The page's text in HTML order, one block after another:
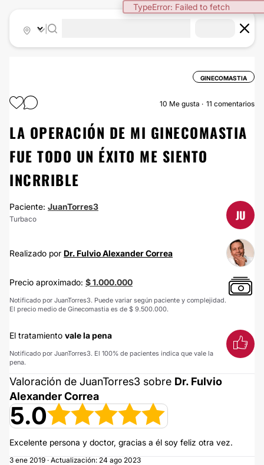
TypeError: Failed to fetch
GINECOMASTIA
10 Me gusta 11 comentarios
LA OPERACIÓN DE MI GINECOMASTIA
FUE TODO UN ÉXITO ME SIENTO
INCRRIBLE
Paciente: JuanTorres3
Turbaco JU
Realizado por Dr. Fulvio Alexander Correa
Precio aproximado: $ 1.000.000
Notificado por JuanTorres3. Puede variar según paciente y complejidad.
El precio medio de Ginecomastia es de $ 9.500.000.
El tratamiento vale la pena
Notificado por JuanTorres3. El 100% de pacientes indica que vale la
pena.
Valoración de JuanTorres3 sobre Dr. Fulvio
Alexander Correa
5.0
Excelente persona y doctor, gracias a él soy feliz otra vez.
3 ene 2019 · Actualización: 24 ago 2023